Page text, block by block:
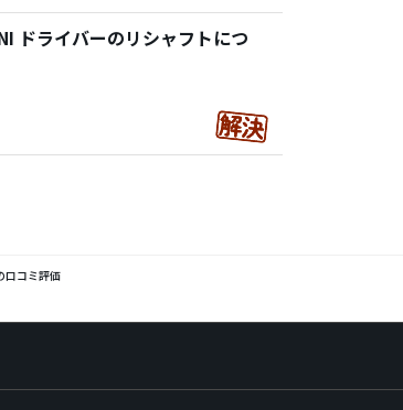
ドライバーのリシャフトにつ
口コミ評価